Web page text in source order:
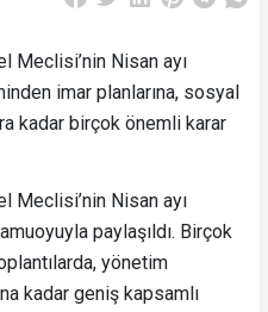
Meclisi’nin Nisan ayı
imar planlarına, sosyal
kadar birçok önemli karar
Meclisi’nin Nisan ayı
paylaşıldı. Birçok
yönetim
kadar geniş kapsamlı